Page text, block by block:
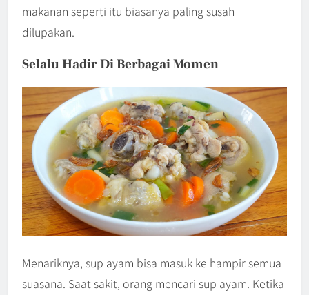
makanan seperti itu biasanya paling susah
dilupakan.
Selalu Hadir Di Berbagai Momen
Menariknya, sup ayam bisa masuk ke hampir semua
suasana. Saat sakit, orang mencari sup ayam. Ketika